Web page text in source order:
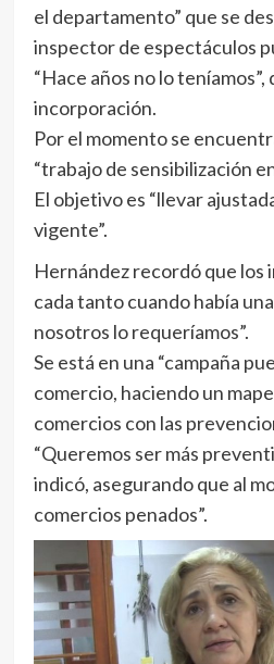
el departamento” que se
inspector de espectáculos
“Hace años no lo
incorporación.
Por el momento se
“trabajo de sensibilización
El objetivo es “llevar
vigente”.
Hernández recordó que los
cada tanto cuando había
nosotros lo requeríamos”.
Se está en una “campaña
comercio, haciendo un
comercios con las
“Queremos ser más
indicó, asegurando que al
comercios penados”.